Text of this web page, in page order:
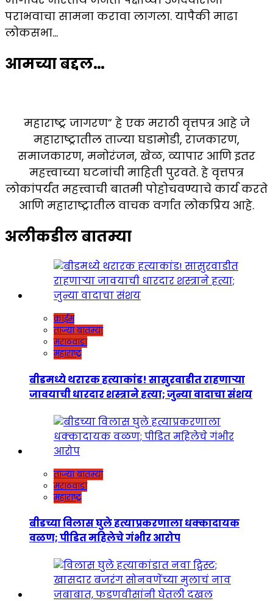
पराभवाचा सामना करावा लागला. यापैकी माढा
लोकसभा…
आमच्या बद्दल…
महाराष्ट्र जागरण” हे एक मराठी वृत्तपत्र आहे जे
महाराष्ट्रातील ताज्या घडामोडी, राजकारण,
समाजकारण, मनोरंजन, खेळ, व्यापार आणि इतर
महत्त्वाच्या घटनांची माहिती पुरवते. हे वृत्तपत्र
लोकांपर्यंत महत्त्वाची बातमी पोहोचवण्याचे कार्य करते
आणि महाराष्ट्रातील वाचक वर्गात लोकप्रिय आहे.
अलीकडील बातम्या
क्राईम
ताज्या बातम्या
मराठवाडा
महाराष्ट्र
बीडमध्ये थरारक हत्याकांड! सासुरवाडीत राहणाऱ्या
जावयाची धारदार शस्त्राने हत्या; जुन्या वादाचा संशय
ताज्या बातम्या
मराठवाडा
महाराष्ट्र
बीडच्या विलास घुले हत्याप्रकरणाला धक्कादायक
वळण; पीडित महिलेचे गंभीर आरोप